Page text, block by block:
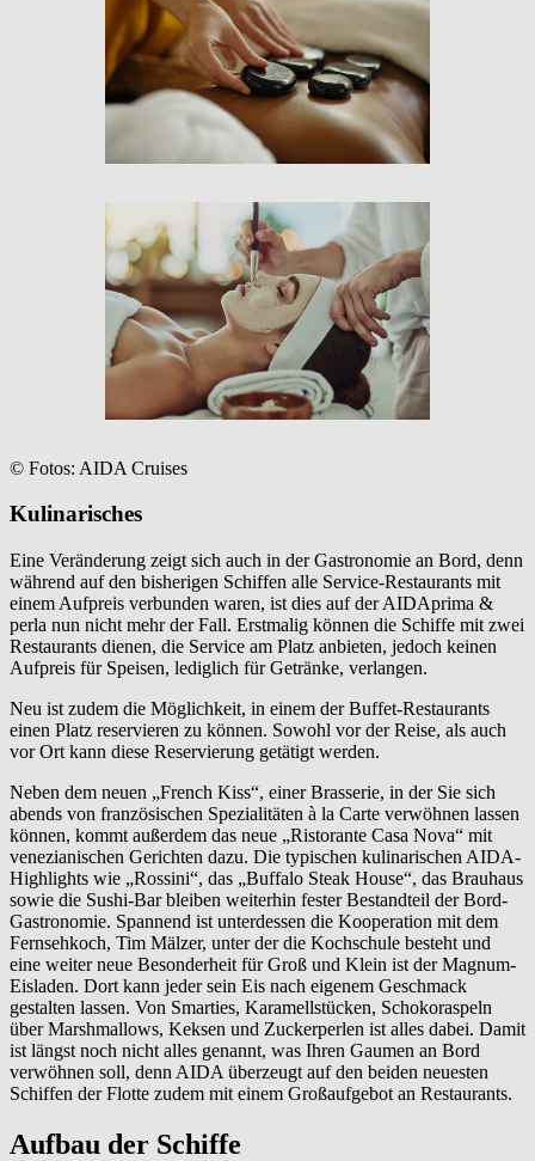
© Fotos: AIDA Cruises
Kulinarisches
Eine Veränderung zeigt sich auch in der Gastronomie an Bord, denn
während auf den bisherigen Schiffen alle Service-Restaurants mit
einem Aufpreis verbunden waren, ist dies auf der AIDAprima &
perla nun nicht mehr der Fall. Erstmalig können die Schiffe mit zwei
Restaurants dienen, die Service am Platz anbieten, jedoch keinen
Aufpreis für Speisen, lediglich für Getränke, verlangen.
Neu ist zudem die Möglichkeit, in einem der Buffet-Restaurants
einen Platz reservieren zu können. Sowohl vor der Reise, als auch
vor Ort kann diese Reservierung getätigt werden.
Neben dem neuen „French Kiss“, einer Brasserie, in der Sie sich
abends von französischen Spezialitäten à la Carte verwöhnen lassen
können, kommt außerdem das neue „Ristorante Casa Nova“ mit
venezianischen Gerichten dazu. Die typischen kulinarischen AIDA-
Highlights wie „Rossini“, das „Buffalo Steak House“, das Brauhaus
sowie die Sushi-Bar bleiben weiterhin fester Bestandteil der Bord-
Gastronomie. Spannend ist unterdessen die Kooperation mit dem
Fernsehkoch, Tim Mälzer, unter der die Kochschule besteht und
eine weiter neue Besonderheit für Groß und Klein ist der Magnum-
Eisladen. Dort kann jeder sein Eis nach eigenem Geschmack
gestalten lassen. Von Smarties, Karamellstücken, Schokoraspeln
über Marshmallows, Keksen und Zuckerperlen ist alles dabei. Damit
ist längst noch nicht alles genannt, was Ihren Gaumen an Bord
verwöhnen soll, denn AIDA überzeugt auf den beiden neuesten
Schiffen der Flotte zudem mit einem Großaufgebot an Restaurants.
Aufbau der Schiffe